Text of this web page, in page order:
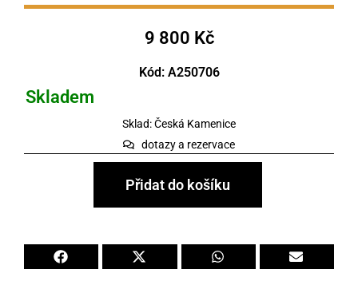
9 800 Kč
Kód: A250706
Skladem
Sklad: Česká Kamenice
dotazy a rezervace
Přidat do košíku